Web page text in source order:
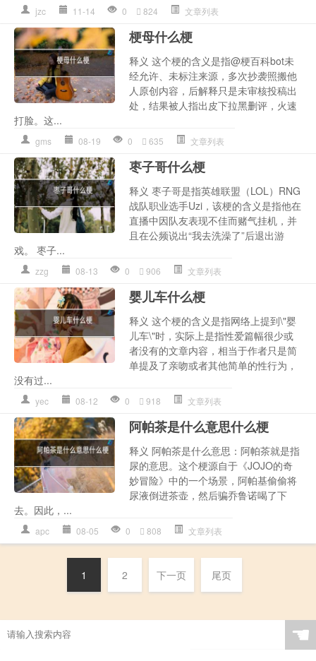
jzc 11-14 0 824 文章列表
梗母什么梗
释义 这个梗的含义是指@梗百科bot未
经允许、未标注来源，多次抄袭照搬他
人原创内容，后解释只是未审核投稿出
处，结果被人指出皮下拉黑删评，火速
打脸。这...
gms 08-19 0 635 文章列表
枣子哥什么梗
释义 枣子哥是指英雄联盟（LOL）RNG
战队职业选手Uzi，该梗的含义是指他在
直播中因队友表现不佳而赌气挂机，并
且在公频说出“我去洗澡了”后退出游
戏。 枣子...
zzg 08-13 0 906 文章列表
婴儿车什么梗
释义 这个梗的含义是指网络上提到\"婴
儿车\"时，实际上是指性爱篇幅很少或
者没有的文章内容，相当于作者只是简
单提及了亲吻或者其他简单的性行为，
没有过...
yec 08-12 0 918 文章列表
阿帕茶是什么意思什么梗
释义 阿帕茶是什么意思：阿帕茶就是指
尿的意思。这个梗源自于《JOJO的奇
妙冒险》中的一个场景，阿帕基偷偷将
尿液倒进茶壶，然后骗乔鲁诺喝了下
去。因此，...
apc 08-05 0 808 文章列表
1 2 下一页 尾页
☚